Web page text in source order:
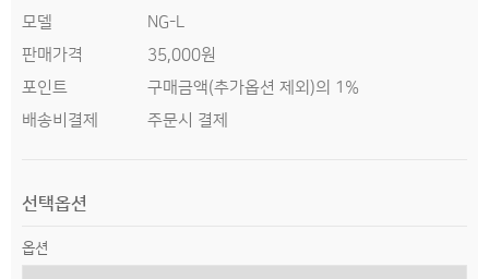
모델
NG-L
판매가격
35,000원
포인트
구매금액(추가옵션 제외)의 1%
배송비결제
주문시 결제
선택옵션
옵션